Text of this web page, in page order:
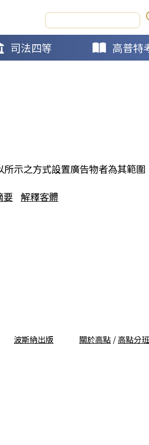
司法四等 高普特
示之方式設置廣告物者為其範圍
要 解釋客體
波斯納出版 關於高點 / 高點分班